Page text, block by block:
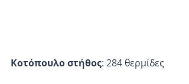
Κοτόπουλο στήθος: 284 θερμίδες